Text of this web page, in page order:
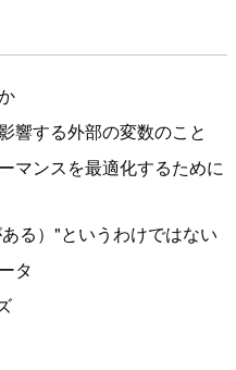
響する外部の変数のこと
マンスを最適化するために
る）"というわけではない
タ